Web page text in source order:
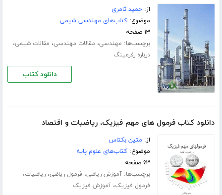
از:حمید ثامری
موضوع:کتاب‌های مهندسی شیمی
۱۳ صفحه
برچسب‌ها: مهندسی، مقالات مهندسی، مقالات شیمی،
درباره رفرمینگ
دانلود کتاب
دانلود کتاب فرمول های مهم فیزیک، ریاضیات و اقتصاد
از: متین بکتاس
موضوع:کتاب‌های علوم پایه
۶۳ صفحه
برچسب‌ها:آموزش ریاضی، فرمول ریاضی،ریاضیات،
فرمول فیزیک،آموزش فیزیک